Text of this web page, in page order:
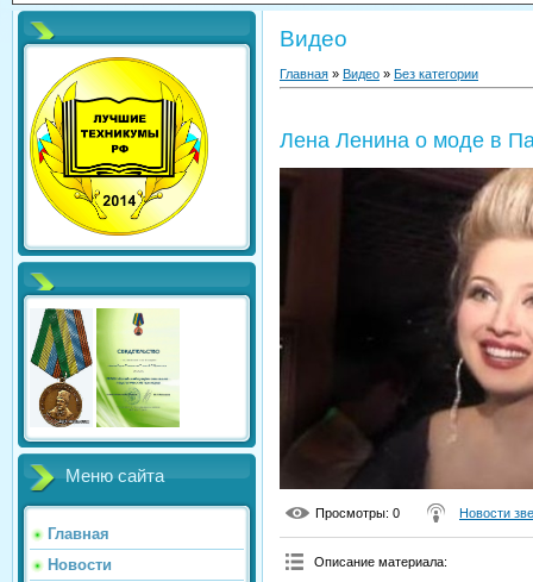
Меню сайта
Главная
Новости
Видео
Главная » Видео » Без категории
Лена Ленина о моде в
Просмотры: 0 Новости
Описание материала: